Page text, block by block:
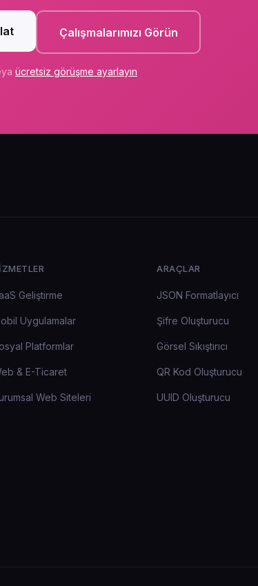
Çalışmalarımızı Görün
ücretsiz görüşme ayarlayın
Geliştirme
Uygulamalar
Platformlar
& E-Ticaret
Web Siteleri
ARAÇLAR
JSON Formatlayıcı
Şifre Oluşturucu
Görsel Sıkıştırıcı
QR Kod Oluşturucu
UUID Oluşturucu